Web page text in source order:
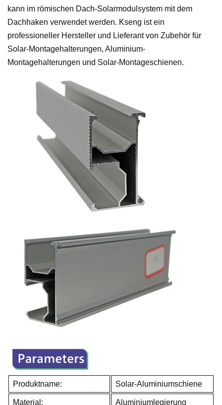
kann im römischen Dach-Solarmodulsystem mit dem
Dachhaken verwendet werden. Kseng ist ein
professioneller Hersteller und Lieferant von Zubehör für
Solar-Montagehalterungen, Aluminium-
Montagehalterungen und Solar-Montageschienen.
Produktname: Solar-Aluminiumschiene
Material: Aluminiumlegierung